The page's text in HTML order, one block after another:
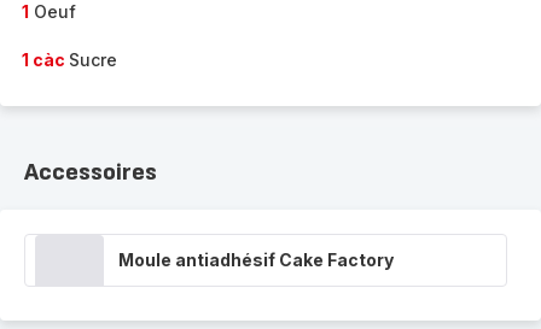
1 Oeuf
1 càc Sucre
Accessoires
Moule antiadhésif Cake Factory